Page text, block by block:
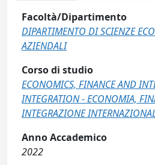
Facoltà/Dipartimento
DIPARTIMENTO DI SCIENZE
AZIENDALI
Corso di studio
ECONOMICS, FINANCE AND
INTEGRATION - ECONOMIA,
INTEGRAZIONE
Anno Accademico
2022